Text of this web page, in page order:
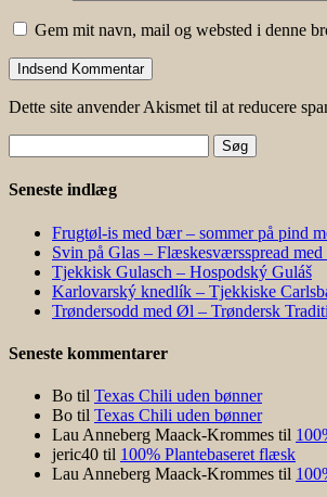
Gem mit navn, mail og websted i denne
Dette site anvender Akismet til at reducere
efter:
Seneste indlæg
Frugtøl-is med bær – sommer på pind
Svin på Glas – Flæskesværsspread
Tjekkisk Gulasch – Hospodský Guláš
Karlovarský knedlík – Tjekkiske
Trøndersodd med Øl – Trøndersk
Seneste kommentarer
Bo til Texas Chili uden bønner
Bo til Texas Chili uden bønner
Lau Anneberg Maack-Krommes til
jeric40 til 100% Plantebaseret flæsk
Lau Anneberg Maack-Krommes til